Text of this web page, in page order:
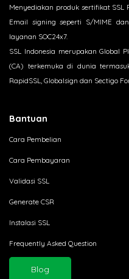
Menyediakan produk sertifikat SSL
Email signing seperti S/MIME
layanan SOC24x7.
SSL Indonesia merupakan Global
(CA) terkemuka di dunia
RapidSSL, Globalsign dan Sectigo
Bantuan
Cara Pembelian
Cara Pembayaran
Validasi SSL
Generate CSR
Instalasi SSL
Frequently Asked Question
Blog